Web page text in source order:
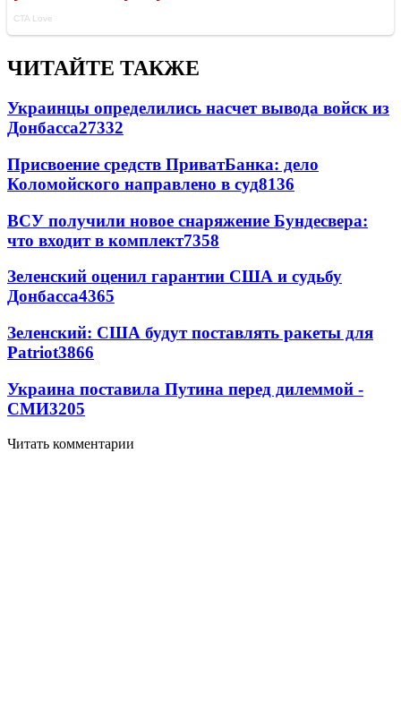
ЧИТАЙТЕ ТАКЖЕ
Украинцы определились насчет вывода войск из
Донбасса27332
Присвоение средств ПриватБанка: дело
Коломойского направлено в суд8136
ВСУ получили новое снаряжение Бундесвера:
что входит в комплект7358
Зеленский оценил гарантии США и судьбу
Донбасса4365
Зеленский: США будут поставлять ракеты для
Patriot3866
Украина поставила Путина перед дилеммой -
СМИ3205
Читать комментарии